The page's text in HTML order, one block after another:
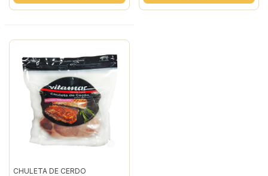
CHULETA DE CERDO